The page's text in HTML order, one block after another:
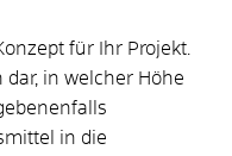
für Ihr Projekt.
dar, in welcher Höhe
in die